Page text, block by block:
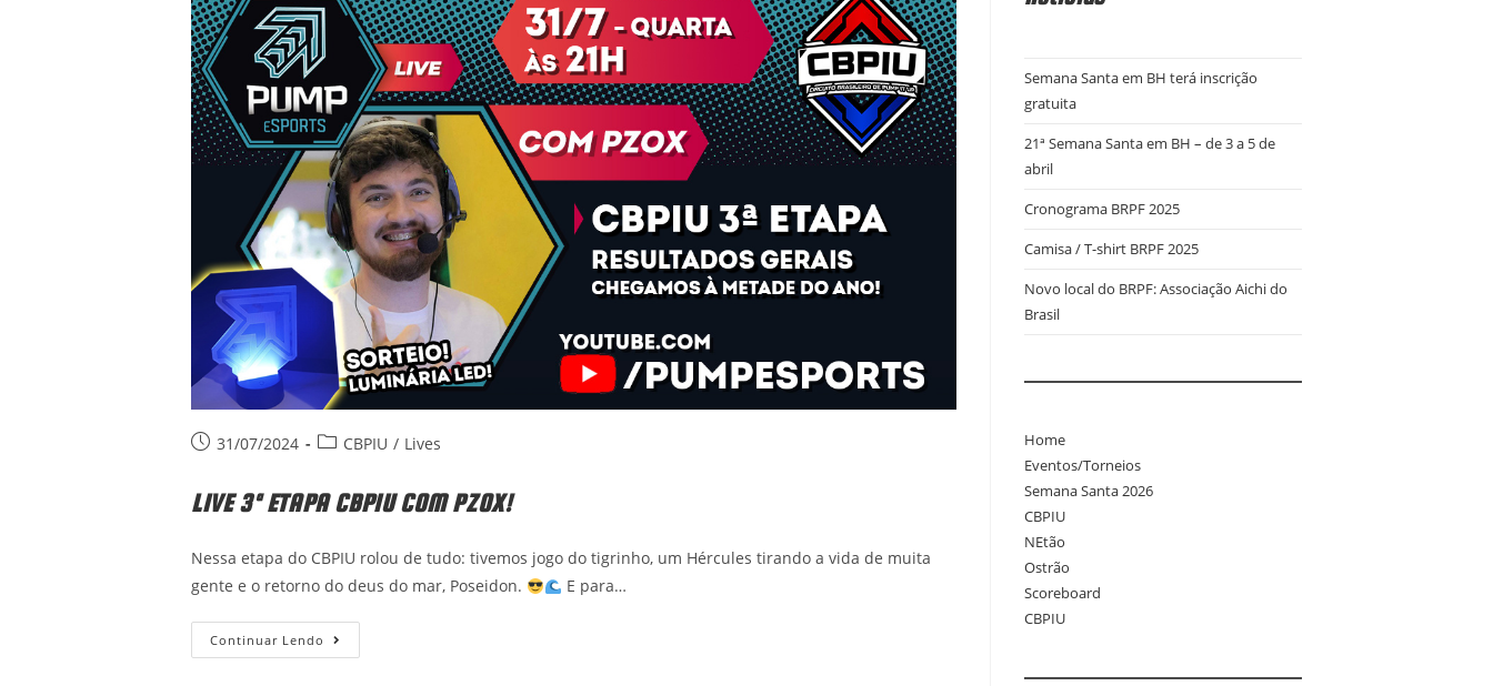
Post31/07/2024
PostCBPIU / Lives
LIVE 3ª ETAPA CBPIU COM PZOX!
Nessa etapa do CBPIU rolou de tudo: tivemos jogo do tigrinho, um Hércules tirando a vida de muita
gente e o retorno do deus do mar, Poseidon.
E para…
Continuar Lendo Live
3ª
Semana Santa em BH terá inscrição
gratuita
21ª Semana Santa em BH – de 3 a 5 de
abril
Cronograma BRPF 2025
Camisa / T-shirt BRPF 2025
Novo local do BRPF: Associação Aichi do
Brasil
Home
Eventos/Torneios
Semana Santa 2026
CBPIU
NEtão
Ostrão
Scoreboard
CBPIU